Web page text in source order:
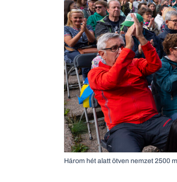
Három hét alatt ötven nemzet 2500